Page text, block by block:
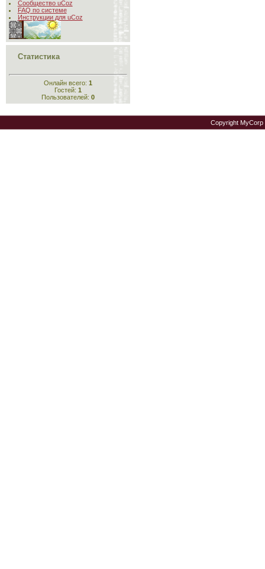
Сообщество uCoz
FAQ по системе
Инструкции для uCoz
Статистика
Онлайн всего: 1
Гостей: 1
Пользователей: 0
Copyright MyCorp